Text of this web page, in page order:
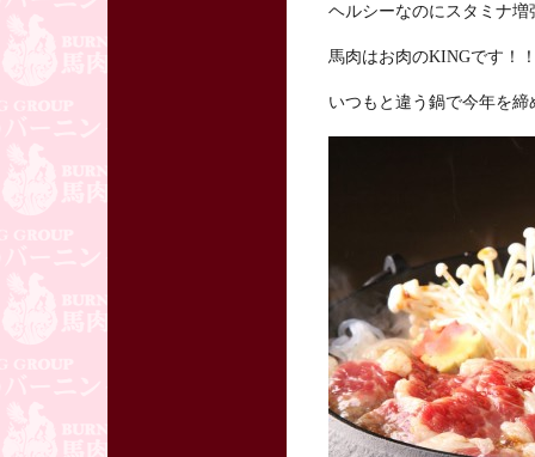
ヘルシーなのにスタミナ増
馬肉はお肉のKINGです！
いつもと違う鍋で今年を